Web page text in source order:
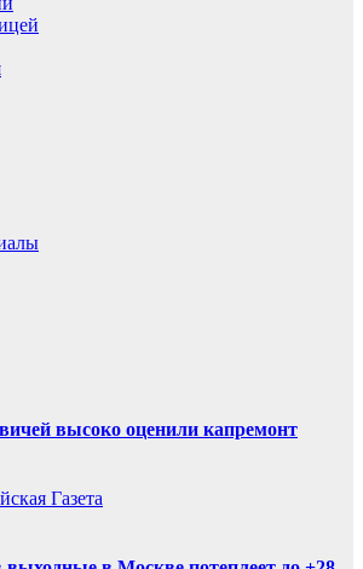
высоко оценили капремонт
Газета